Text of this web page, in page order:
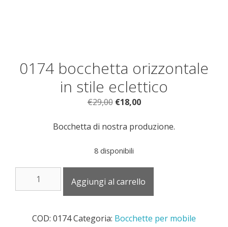
0174 bocchetta orizzontale
in stile eclettico
€29,00 Il
originale
€29,00.
€18,00Il
attuale
Bocchetta di nostra produzione.
8 disponibili
bocchetta
Aggiungi al carrello
COD: 0174Categoria: Bocchette per mobile